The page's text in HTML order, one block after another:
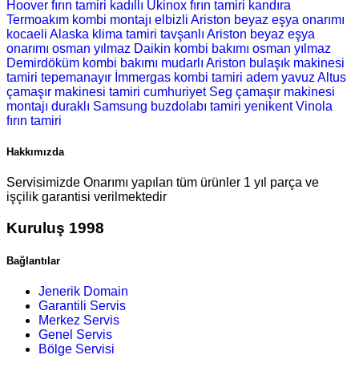
Hoover fırın tamiri kadıllı Ukinox fırın tamiri kandıra
Termoakım kombi montajı elbizli Ariston beyaz eşya onarımı
kocaeli Alaska klima tamiri tavşanlı Ariston beyaz eşya
onarımı osman yılmaz Daikin kombi bakımı osman yılmaz
Demirdöküm kombi bakımı mudarlı Ariston bulaşık makinesi
tamiri tepemanayır İmmergas kombi tamiri adem yavuz Altus
çamaşır makinesi tamiri cumhuriyet Seg çamaşır makinesi
montajı duraklı Samsung buzdolabı tamiri yenikent Vinola
fırın tamiri
Hakkımızda
Servisimizde Onarımı yapılan tüm ürünler 1 yıl parça ve
işçilik garantisi verilmektedir
Kuruluş 1998
Bağlantılar
Jenerik Domain
Garantili Servis
Merkez Servis
Genel Servis
Bölge Servisi